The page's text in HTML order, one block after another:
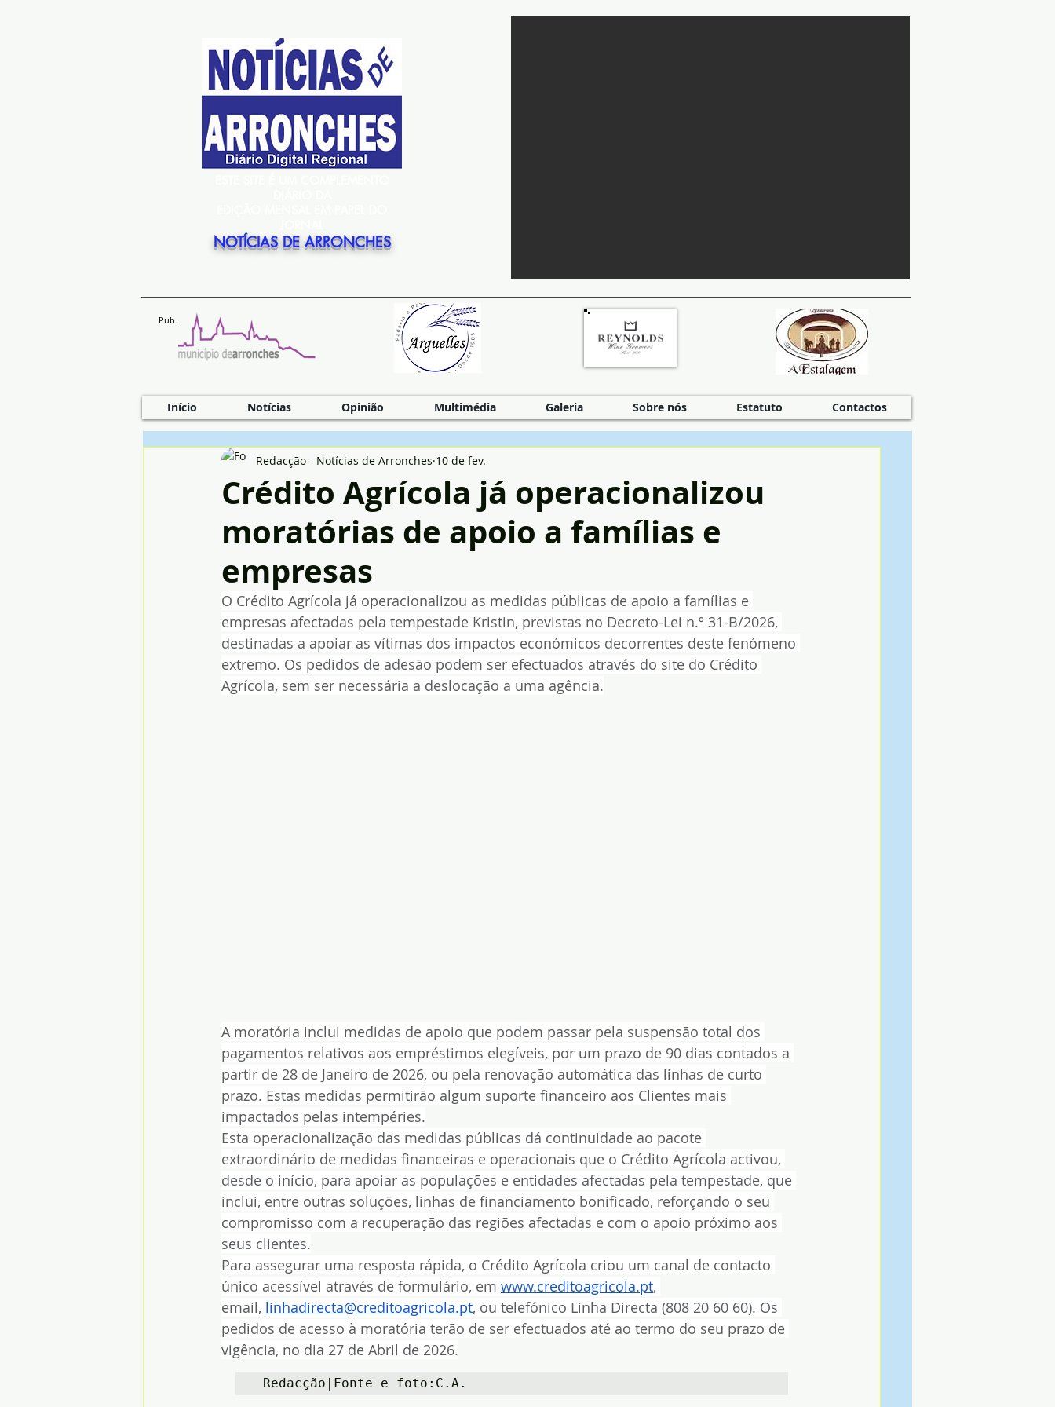
NOTÍCIAS DE ARRONCHES
Pub.
Início Notícias Opinião Multimédia Galeria Sobre nós Estatuto Contactos
Crédito Agrícola já operacionalizou
moratórias de apoio a famílias e
empresas
Redacção - Notícias de Arronches 10 de fev.
O Crédito Agrícola já operacionalizou as medidas públicas de apoio a famílias e
empresas afectadas pela tempestade Kristin, previstas no Decreto-Lei n.º 31-B/2026,
destinadas a apoiar as vítimas dos impactos económicos decorrentes deste fenómeno
extremo. Os pedidos de adesão podem ser efectuados através do site do Crédito
Agrícola, sem ser necessária a deslocação a uma agência.
A moratória inclui medidas de apoio que podem passar pela suspensão total dos
pagamentos relativos aos empréstimos elegíveis, por um prazo de 90 dias contados a
partir de 28 de Janeiro de 2026, ou pela renovação automática das linhas de curto
prazo. Estas medidas permitirão algum suporte financeiro aos Clientes mais
impactados pelas intempéries.
Esta operacionalização das medidas públicas dá continuidade ao pacote
extraordinário de medidas financeiras e operacionais que o Crédito Agrícola activou,
desde o início, para apoiar as populações e entidades afectadas pela tempestade, que
inclui, entre outras soluções, linhas de financiamento bonificado, reforçando o seu
compromisso com a recuperação das regiões afectadas e com o apoio próximo aos
seus clientes.
Para assegurar uma resposta rápida, o Crédito Agrícola criou um canal de contacto
único acessível através de formulário, em www.creditoagricola.pt,
email, linhadirecta@creditoagricola.pt, ou telefónico Linha Directa (808 20 60 60). Os
pedidos de acesso à moratória terão de ser efectuados até ao termo do seu prazo de
vigência, no dia 27 de Abril de 2026.
Redacção|Fonte e foto:C.A.